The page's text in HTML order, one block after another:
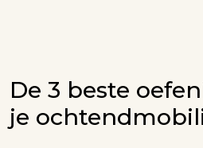
De 3 beste
je